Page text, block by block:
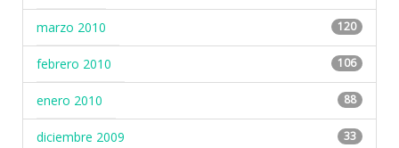
marzo 2010 120
febrero 2010 106
enero 2010 88
diciembre 2009 33